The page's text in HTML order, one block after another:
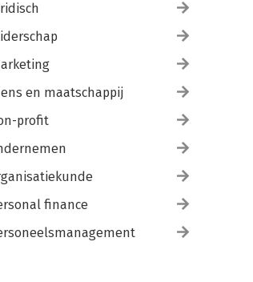
en maatschappij
profit
finance